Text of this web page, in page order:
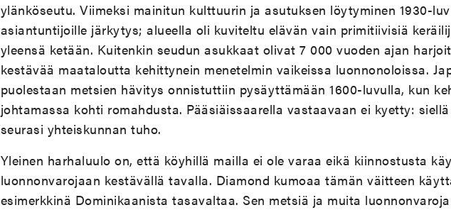
ylänköseutu. Viimeksi mainitun kulttuurin ja asutuksen löytyminen 1930-
asiantuntijoille järkytys; alueella oli kuviteltu elävän vain primitiivisiä
yleensä ketään. Kuitenkin seudun asukkaat olivat 7 000 vuoden ajan
kestävää maataloutta kehittynein menetelmin vaikeissa luonnonoloissa.
puolestaan metsien hävitys onnistuttiin pysäyttämään 1600-luvulla, kun
johtamassa kohti romahdusta. Pääsiäissaarella vastaavaan ei kyetty:
seurasi yhteiskunnan tuho.
Yleinen harhaluulo on, että köyhillä mailla ei ole varaa eikä kiinnostusta
luonnonvarojaan kestävällä tavalla. Diamond kumoaa tämän väitteen
esimerkkinä Dominikaanista tasavaltaa. Sen metsiä ja muita